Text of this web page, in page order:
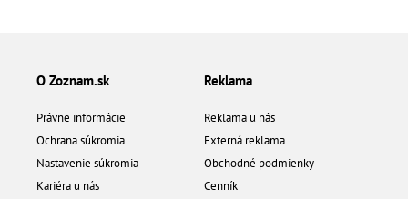
O Zoznam.sk
Právne informácie
Ochrana súkromia
Nastavenie súkromia
Kariéra u nás
Reklama
Reklama u nás
Externá reklama
Obchodné podmienky
Cenník